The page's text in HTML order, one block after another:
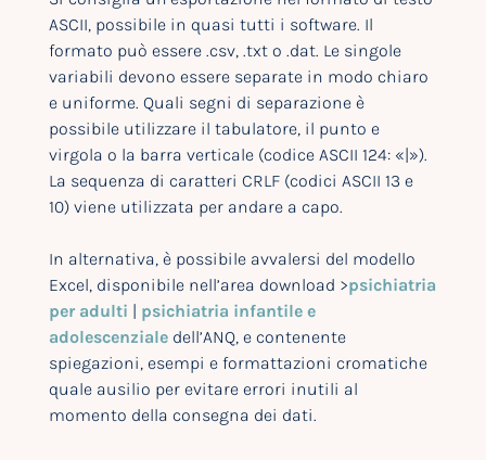
ASCII, possibile in quasi tutti i software. Il
formato può essere .csv, .txt o .dat. Le singole
variabili devono essere separate in modo chiaro
e uniforme. Quali segni di separazione è
possibile utilizzare il tabulatore, il punto e
virgola o la barra verticale (codice ASCII 124: «|»).
La sequenza di caratteri CRLF (codici ASCII 13 e
10) viene utilizzata per andare a capo.
In alternativa, è possibile avvalersi del modello
Excel, disponibile nell’area download >psichiatria
per adulti | psichiatria infantile e
adolescenziale dell’ANQ, e contenente
spiegazioni, esempi e formattazioni cromatiche
quale ausilio per evitare errori inutili al
momento della consegna dei dati.